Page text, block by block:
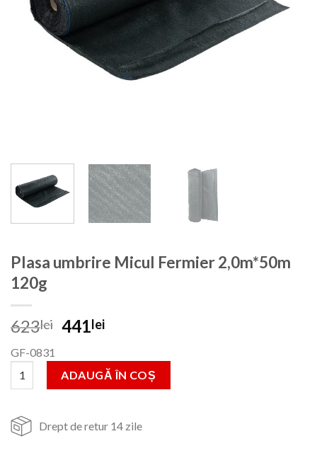
Plasa umbrire Micul Fermier 2,0m*50m
120g
623lei Prețul
a
fost:
623lei.
441leiPrețul
este:
441lei.
GF-0831
Cantitate Plasa umbrire Micul Fermier 2,0m*50m 120g
ADAUGĂ ÎN COȘ
Drept de retur 14 zile